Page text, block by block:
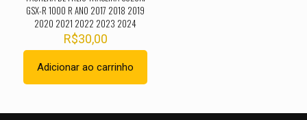
GSX-R 1000 R ANO 2017 2018 2019
2020 2021 2022 2023 2024
R$30,00
Adicionar ao carrinho